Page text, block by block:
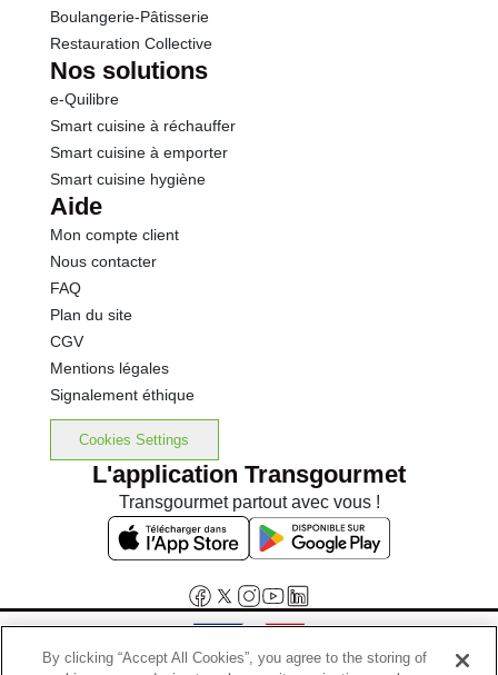
Boulangerie-Pâtisserie
Restauration Collective
Nos solutions
e-Quilibre
Smart cuisine à réchauffer
Smart cuisine à emporter
Smart cuisine hygiène
Aide
Mon compte client
Nous contacter
FAQ
Plan du site
CGV
Mentions légales
Signalement éthique
Cookies Settings
L'application Transgourmet
Transgourmet partout avec vous !
By clicking “Accept All Cookies”, you agree to the storing of